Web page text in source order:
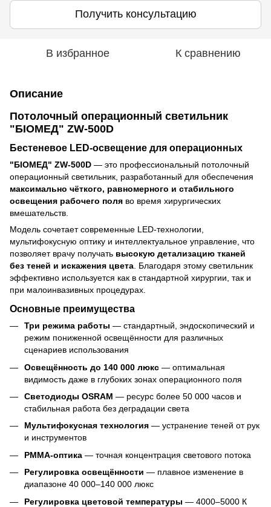
Получить консультацию
В избранное К сравнению
Описание
Потолочный операционный светильник
"БІОМЕД" ZW-500D
Бестеневое LED-освещение для операционных
"БІОМЕД" ZW-500D — это профессиональный потолочный
операционный светильник, разработанный для обеспечения
максимально чёткого, равномерного и стабильного
освещения рабочего поля во время хирургических
вмешательств.
Модель сочетает современные LED-технологии,
мультифокусную оптику и интеллектуальное управление, что
позволяет врачу получать высокую детализацию тканей
без теней и искажения цвета. Благодаря этому светильник
эффективно используется как в стандартной хирургии, так и
при малоинвазивных процедурах.
Основные преимущества
Три режима работы — стандартный, эндоскопический и
режим пониженной освещённости для различных
сценариев использования
Освещённость до 140 000 люкс — оптимальная
видимость даже в глубоких зонах операционного поля
Светодиоды OSRAM — ресурс более 50 000 часов и
стабильная работа без деградации света
Мультифокусная технология — устранение теней от рук
и инструментов
PMMA-оптика — точная концентрация светового потока
Регулировка освещённости — плавное изменение в
диапазоне 40 000–140 000 люкс
Регулировка цветовой температуры — 4000–5000 К